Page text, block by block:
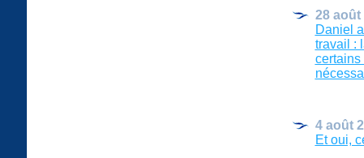
28 août
Daniel
travail :
certains
4 août
Et oui,